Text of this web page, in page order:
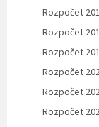
Rozpočet
Rozpočet
Rozpočet
Rozpočet
Rozpočet
Rozpočet